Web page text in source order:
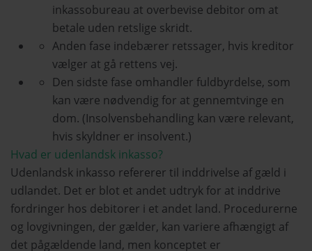
inkassobureau at overbevise debitor om at
betale uden retslige skridt.
Anden fase indebærer retssager, hvis kreditor
vælger at gå rettens vej.
Den sidste fase omhandler fuldbyrdelse, som
kan være nødvendig for at gennemtvinge en
dom. (Insolvensbehandling kan være relevant,
hvis skyldner er insolvent.)
Hvad er udenlandsk inkasso?
Udenlandsk inkasso refererer til inddrivelse af gæld i
udlandet. Det er blot et andet udtryk for at inddrive
fordringer hos debitorer i et andet land. Procedurerne
og lovgivningen, der gælder, kan variere afhængigt af
det pågældende land, men konceptet er